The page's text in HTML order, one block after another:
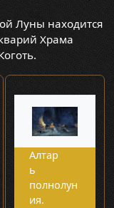
Луны находится
Храма
Алтар
ь
полнолун
ия.